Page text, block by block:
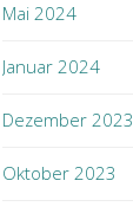
Mai 2024
Januar 2024
Dezember 2023
Oktober 2023